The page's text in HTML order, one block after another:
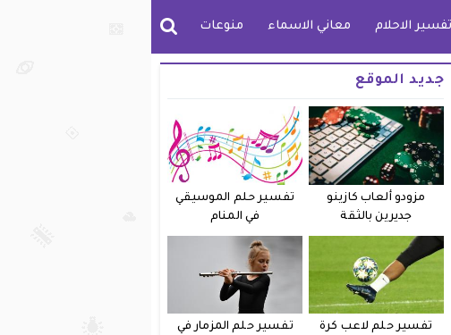
تفسير الاحلام معاني الاسماء منوعات
جديد الموقع
مزودو ألعاب كازينو
جديرين بالثقة
تفسير حلم الموسيقي
في المنام
تفسير حلم لاعب كرة
تفسير حلم المزمار في